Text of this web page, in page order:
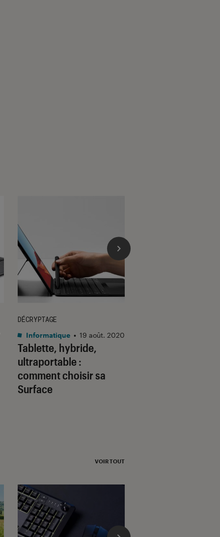
Tablette, hybride,
ultraportable :
comment choisir sa
Surface
DÉCRYPTAGE
Informatique • 19 août. 2020
VOIR TOUT